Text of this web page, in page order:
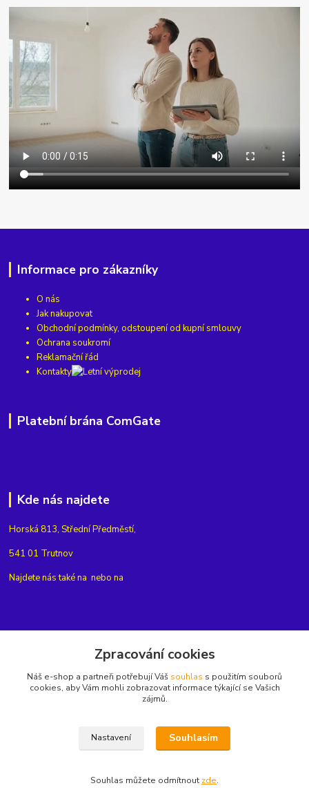
Informace pro zákazníky
O nás
Jak nakupovat
Obchodní podmínky, odstoupení od kupní smlouvy
Ochrana soukromí
Reklamační řád
Kontakty
Platební brána ComGate
Kde nás najdete
Horská 813, Střední Předměstí,
541 01 Trutnov
Najdete nás také na nebo na
+420775654704
Zpracování cookies
Náš e-shop a partneři potřebují Váš souhlas s použitím souborů
cookies, aby Vám mohli zobrazovat informace týkající se Vašich
zájmů.
Nastavení Souhlasím
Souhlas můžete odmítnout zde.